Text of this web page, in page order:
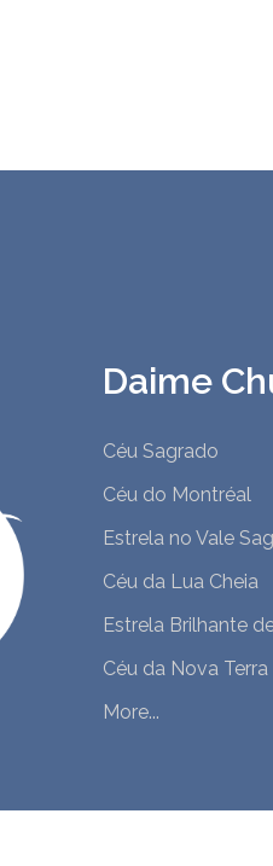
Daime
Céu Sagrado
Céu do Montréal
Estrela no Vale
Céu da Lua Cheia
Estrela Brilhante
Céu da Nova
More...